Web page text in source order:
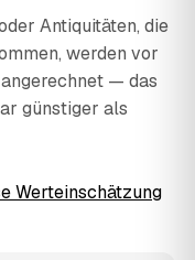
Antiquitäten, die
werden vor
— das
günstiger als
Werteinschätzung